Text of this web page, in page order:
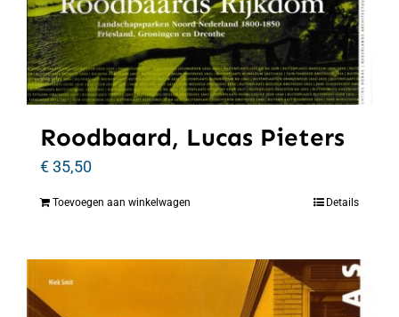
Roodbaard, Lucas Pieters
€35,50
Toevoegen aan winkelwagen Details